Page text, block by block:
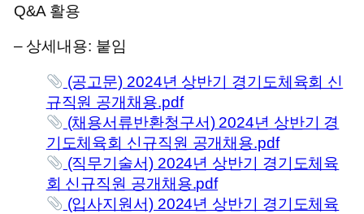
Q&A 활용
– 상세내용: 붙임
(공고문) 2024년 상반기 경기도체육회 신
규직원 공개채용.pdf
(채용서류반환청구서) 2024년 상반기 경
기도체육회 신규직원 공개채용.pdf
(직무기술서) 2024년 상반기 경기도체육
회 신규직원 공개채용.pdf
(입사지원서) 2024년 상반기 경기도체육